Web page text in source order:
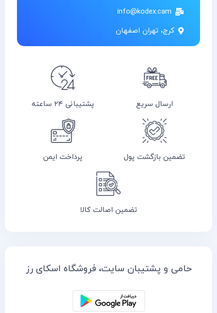
info@kodex.cam
کرج، تهران اصفهان
ارسال سریع پشتیبانی ۲۴ ساعته
تضمین بازگشت پول پرداخت ایمن
تضمین اصالت کالا
حامی و پشتیبان سایت، فروشگاه اسکای رز